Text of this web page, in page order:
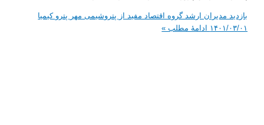
مدیران ارشد گروه اقتصاد مفید از پتروشیمی مهر پترو کیمیا
۰۱ادامۀ مطلب »